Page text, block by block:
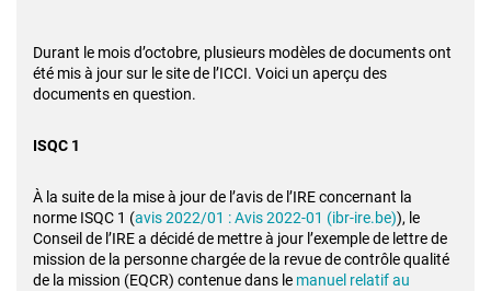
Durant le mois d’octobre, plusieurs modèles de documents ont
été mis à jour sur le site de l’ICCI. Voici un aperçu des
documents en question.
ISQC 1
À la suite de la mise à jour de l’avis de l’IRE concernant la
norme ISQC 1 (avis 2022/01 : Avis 2022-01 (ibr-ire.be)), le
Conseil de l’IRE a décidé de mettre à jour l’exemple de lettre de
mission de la personne chargée de la revue de contrôle qualité
de la mission (EQCR) contenue dans le manuel relatif au